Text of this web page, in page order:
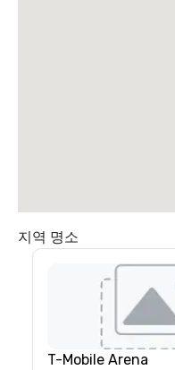
지역 명소
T-Mobile Arena